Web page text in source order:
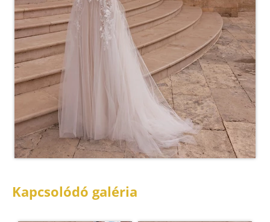
Kapcsolódó galéria